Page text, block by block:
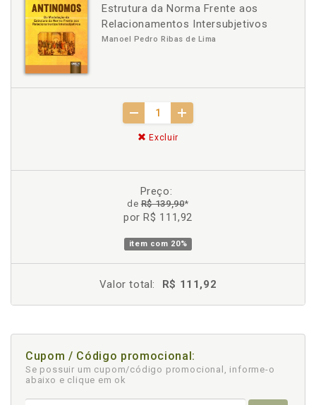
Estrutura da Norma Frente aos
Relacionamentos Intersubjetivos
Manoel Pedro Ribas de Lima
Excluir
Preço:
deR$ 139,90*
por R$ 111,92
item com 20%
Valor total: R$ 111,92
Cupom / Código promocional:
Se possuir um cupom/código promocional, informe-o
abaixo e clique em ok